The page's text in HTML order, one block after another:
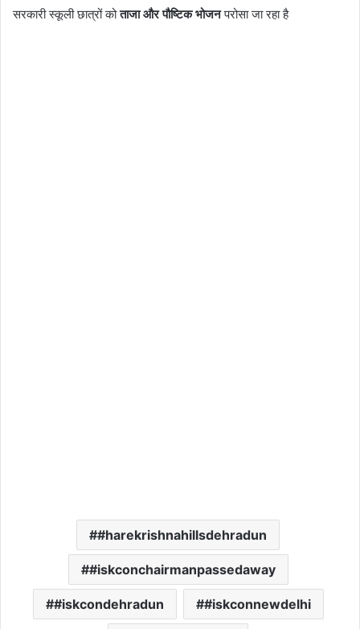
सरकारी स्कूली छात्रों कोताजा और पौष्टिक भोजनपरोसा जा रहा है
#harekrishnahillsdehradun
#iskconchairmanpassedaway
#iskcondehradun #iskconnewdelhi